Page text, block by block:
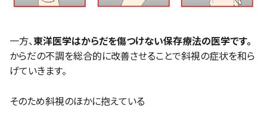
一方、東洋医学はからだを傷つけない保存療法の医学です。
からだの不調を総合的に改善させることで斜視の症状を和ら
げていきます。
そのため斜視のほかに抱えている